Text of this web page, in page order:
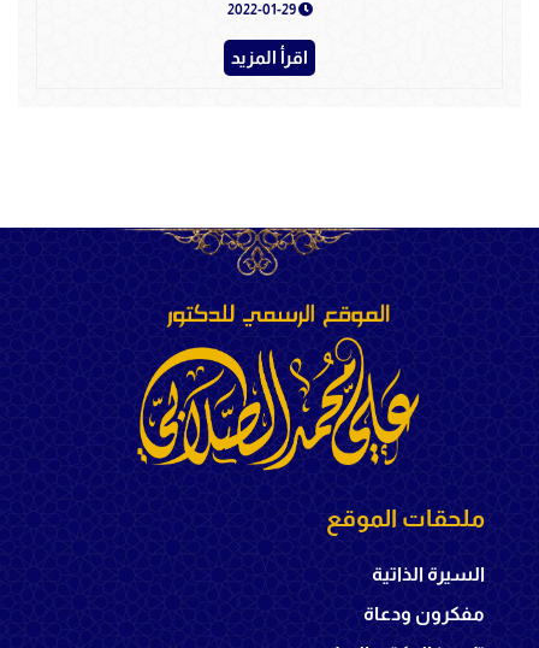
2022-01-29
اقرأ المزيد
ملحقات الموقع
السيرة الذاتية
مفكرون ودعاة